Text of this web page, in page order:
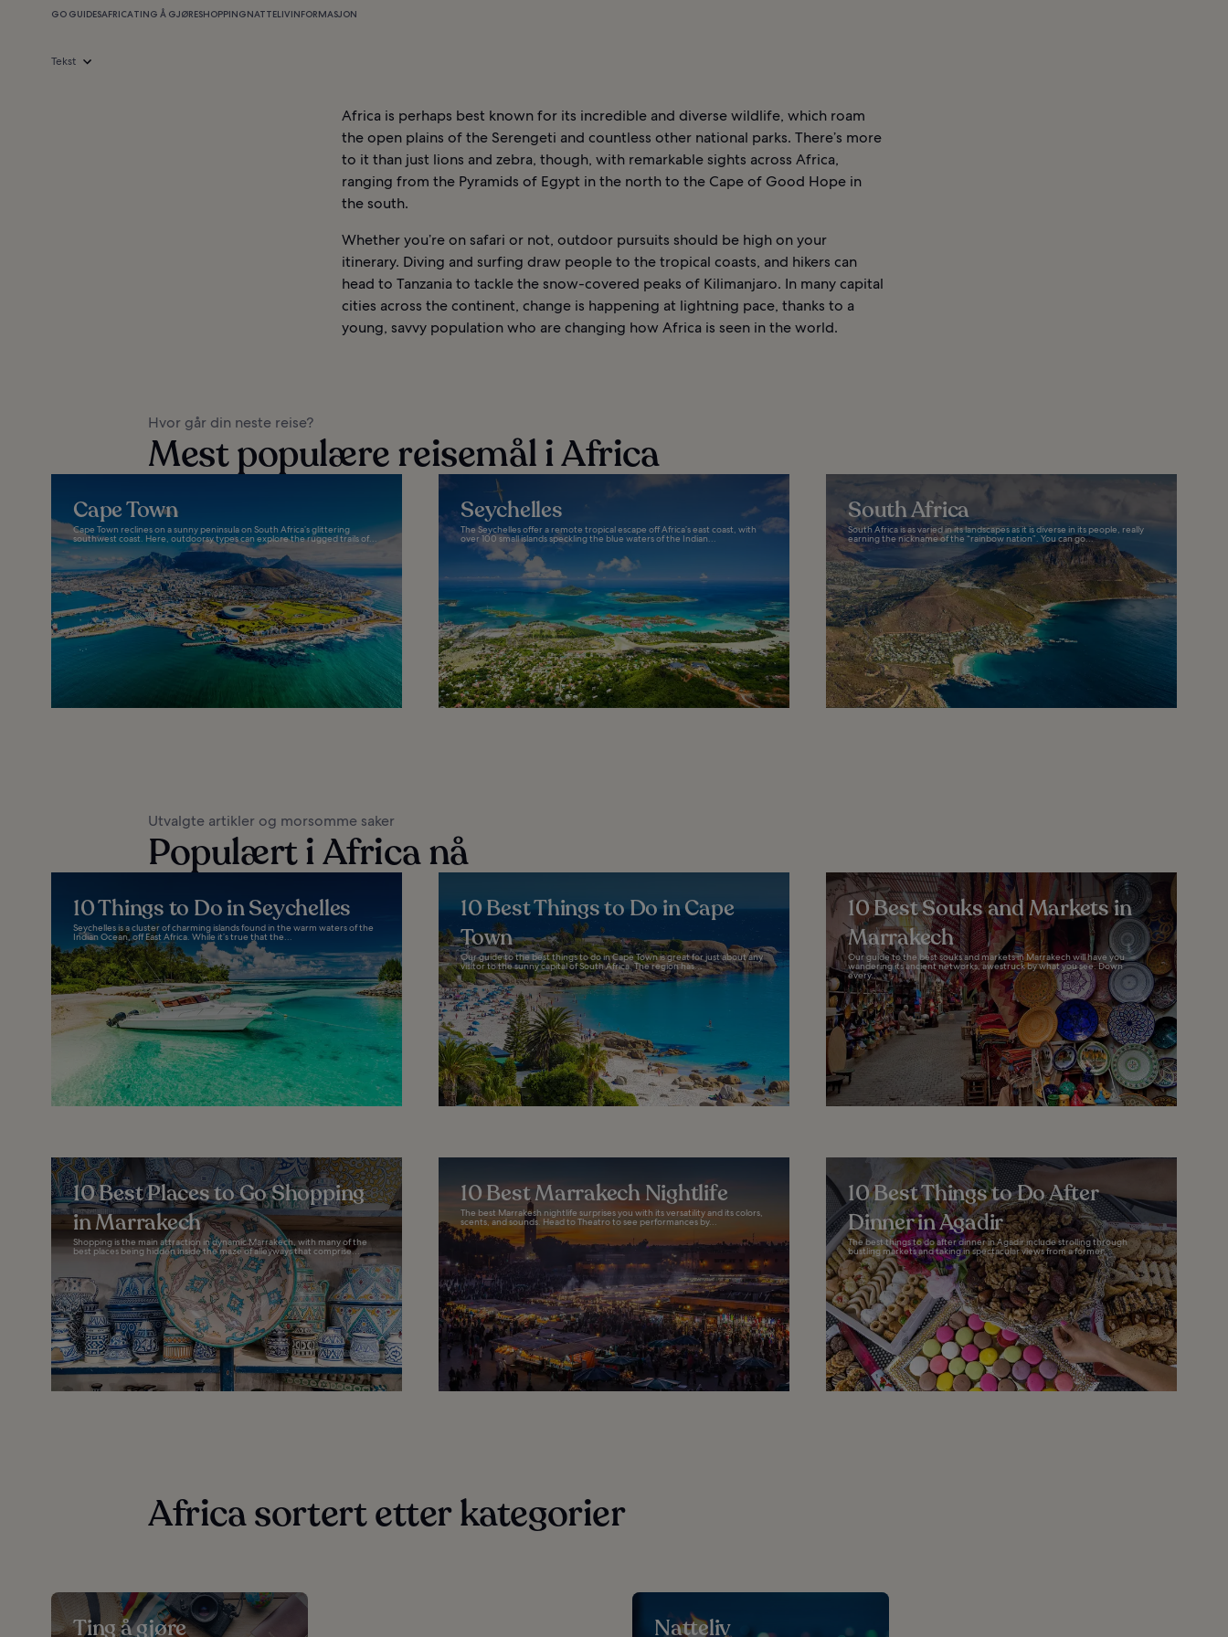
GO GUIDESAFRICATING Å GJØRESHOPPINGNATTELIVINFORMASJON
Tekst
Africa is perhaps best known for its incredible and diverse wildlife, which roam
the open plains of the Serengeti and countless other national parks. There’s more
to it than just lions and zebra, though, with remarkable sights across Africa,
ranging from the Pyramids of Egypt in the north to the Cape of Good Hope in
the south.
Whether you’re on safari or not, outdoor pursuits should be high on your
itinerary. Diving and surfing draw people to the tropical coasts, and hikers can
head to Tanzania to tackle the snow-covered peaks of Kilimanjaro. In many capital
cities across the continent, change is happening at lightning pace, thanks to a
young, savvy population who are changing how Africa is seen in the world.
Hvor går din neste reise?
Mest populære reisemål i Africa
Cape Town
Cape Town reclines on a sunny peninsula on South Africa’s glittering
southwest coast. Here, outdoorsy types can explore the rugged trails of...
Seychelles
The Seychelles offer a remote tropical escape off Africa’s east coast, with
over 100 small islands speckling the blue waters of the Indian...
South Africa
South Africa is as varied in its landscapes as it is diverse in its people, really
earning the nickname of the “rainbow nation”. You can go...
Utvalgte artikler og morsomme saker
Populært i Africa nå
10 Things to Do in Seychelles
Seychelles is a cluster of charming islands found in the warm waters of the
Indian Ocean, off East Africa. While it’s true that the...
10 Best Things to Do in Cape
Town
Our guide to the best things to do in Cape Town is great for just about any
visitor to the sunny capital of South Africa. The region has...
10 Best Souks and Markets in
Marrakech
Our guide to the best souks and markets in Marrakech will have you
wandering its ancient networks, awestruck by what you see. Down
every...
10 Best Places to Go Shopping
in Marrakech
Shopping is the main attraction in dynamic Marrakech, with many of the
best places being hidden inside the maze of alleyways that comprise...
10 Best Marrakech Nightlife
The best Marrakesh nightlife surprises you with its versatility and its colors,
scents, and sounds. Head to Theatro to see performances by...
10 Best Things to Do After
Dinner in Agadir
The best things to do after dinner in Agadir include strolling through
bustling markets and taking in spectacular views from a former...
Africa sortert etter kategorier
Ting å gjøre Natteliv